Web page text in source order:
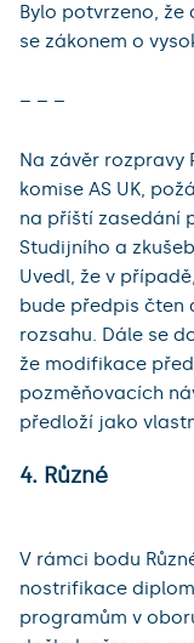
Bylo potvrzeno,
se zákonem o
– – –
Na závěr rozpravy
komise AS UK,
na příští zasedání
Studijního a
Uvedl, že v
bude předpis čten
rozsahu. Dále se
že modifikace
pozměňovacích
předloží jako
4. Různé
V rámci bodu
nostrifikace
programům v